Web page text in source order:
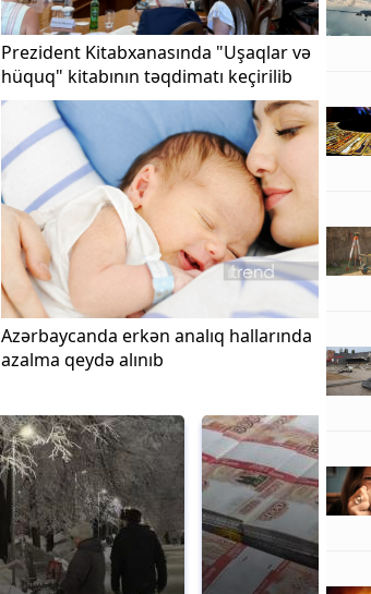
Prezident Kitabxanasında "Uşaqlar və
hüquq" kitabının təqdimatı keçirilib
Azərbaycanda erkən analıq hallarında
azalma qeydə alınıb